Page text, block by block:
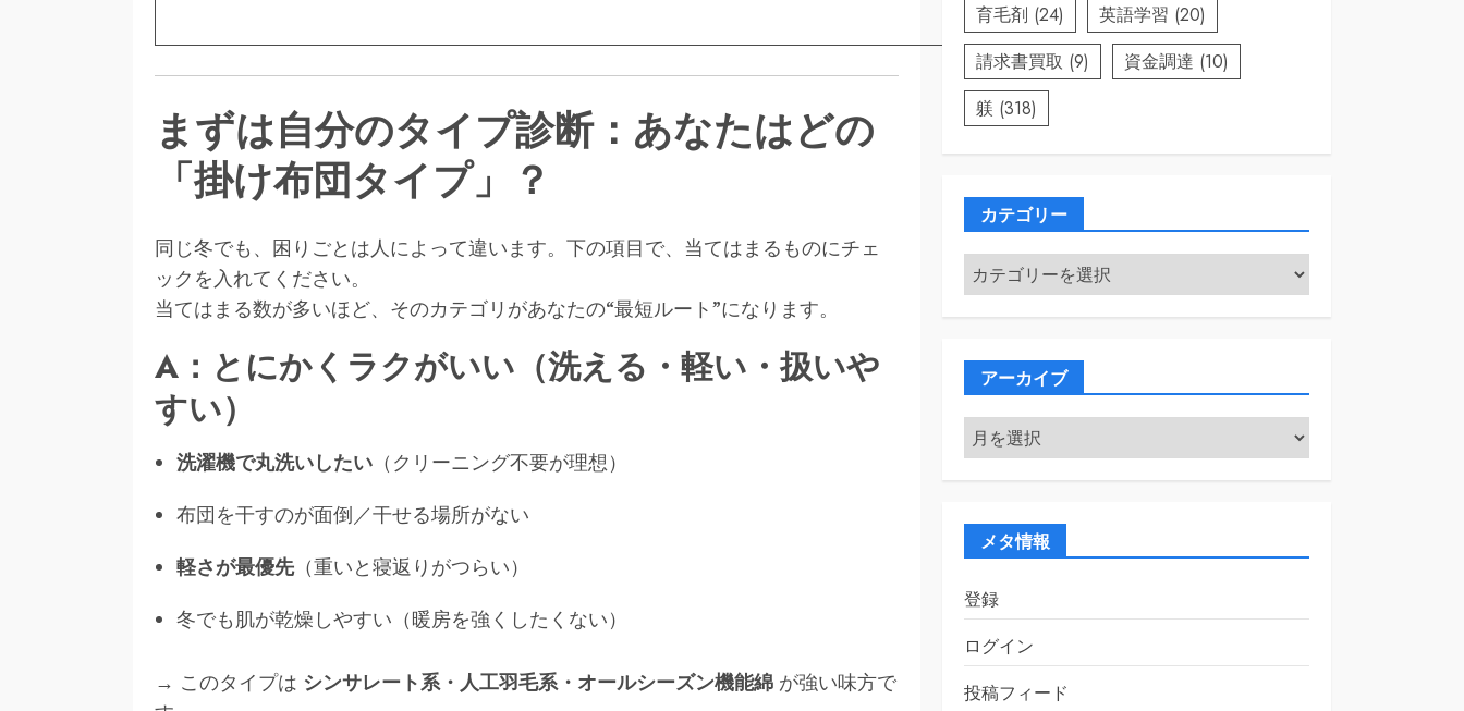
まずは自分のタイプ診断：あなたはどの
「掛け布団タイプ」？
同じ冬でも、困りごとは人によって違います。下の項目で、当てはまるものにチェ
ックを入れてください。
当てはまる数が多いほど、そのカテゴリがあなたの“最短ルート”になります。
A：とにかくラクがいい（洗える・軽い・扱いや
すい）
洗濯機で丸洗いしたい （クリーニング不要が理想）
布団を干すのが面倒／干せる場所がない
軽さが最優先（重いと寝返りがつらい）
冬でも肌が乾燥しやすい（暖房を強くしたくない）
→ このタイプは シンサレート系・人工羽毛系・オールシーズン機能綿 が強い味方で
育毛剤 (24) 英語学習 (20)
請求書買取 (9) 資金調達 (10)
躾 (318)
カテゴリー
カ
テ
ゴ
アーカイブ
ア
ー
カ
メタ情報
登録
ログイン
投稿フィード